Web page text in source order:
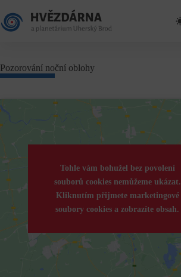
to
content
Pozorování noční oblohy
Tohle vám bohužel bez povolení
souborů cookies nemůžeme ukázat.
Kliknutím přijmete marketingové
soubory cookies a zobrazíte obsah.